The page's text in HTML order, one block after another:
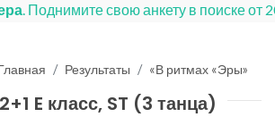
. Поднимите свою анкету в поиске от
Результаты «В ритмах «Эры»
E класс, ST (3 танца)